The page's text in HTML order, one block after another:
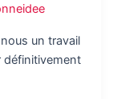
un travail
définitivement